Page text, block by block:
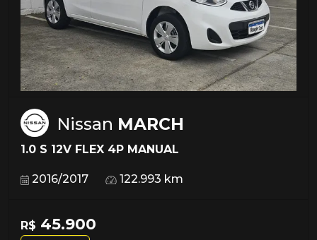
Nissan MARCH
1.0 S 12V FLEX 4P MANUAL
2016/2017 122.993 km
R$ 45.900